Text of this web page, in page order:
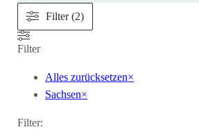
Filter (2)
Filter
Alles zurücksetzen×
Sachsen×
Filter: